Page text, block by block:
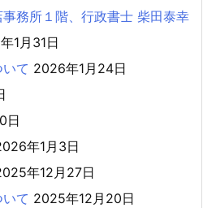
務所１階、行政書士 柴田泰幸
1月31日
て 2026年1月24日
日
年1月3日
年12月27日
て 2025年12月20日